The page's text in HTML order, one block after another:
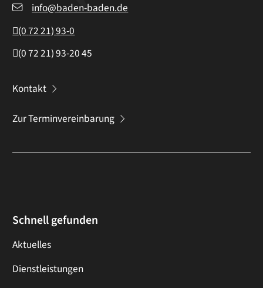
info@baden-baden.de
(07221) 93-0
(07221) 93-2045
Kontakt
Zur Terminvereinbarung
Schnell gefunden
Aktuelles
Dienstleistungen